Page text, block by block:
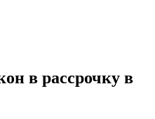
в рассрочку в